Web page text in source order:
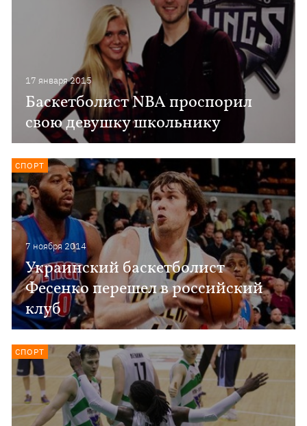
17 января 2015
Баскетболист NBA проспорил
свою девушку школьнику
7 ноября 2014
Украинский баскетболист
Фесенко перешел в российский
клуб
СПОРТ
СПОРТ